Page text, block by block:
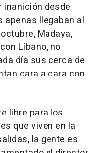
inanición desde
apenas llegaban al
Madaya,
Líbano, no
día sus cerca de
cara a cara con
libre para los
que viven en la
la gente es